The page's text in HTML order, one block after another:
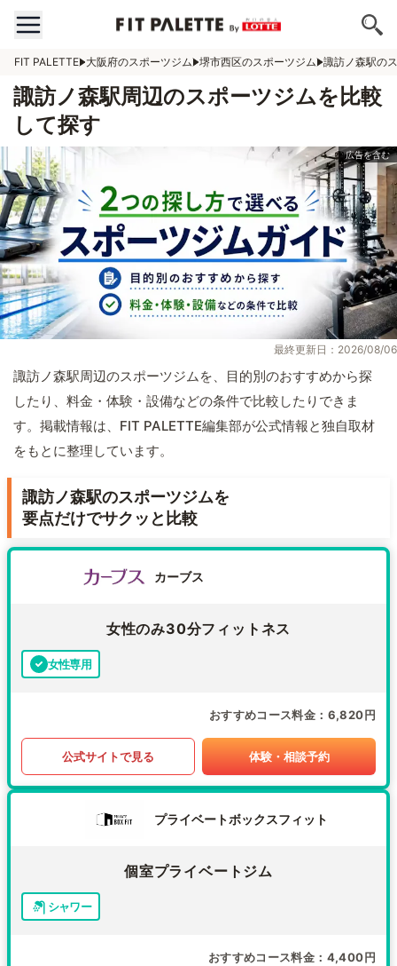
FIT PALETTE 大阪府のスポーツジム 堺市西区のスポーツジム 諏訪ノ森駅の
諏訪ノ森駅周辺のスポーツジムを比較
して探す
最終更新日：2026/08/06
諏訪ノ森駅周辺のスポーツジムを、目的別のおすすめから探
したり、料金・体験・設備などの条件で比較したりできま
す。掲載情報は、FIT PALETTE編集部が公式情報と独自取材
をもとに整理しています。
諏訪ノ森駅のスポーツジムを
要点だけでサクッと比較
カーブス
女性のみ30分フィットネス
女性専用
おすすめコース料金 6,820円
公式サイトで見る 体験・相談予約
プライベートボックスフィット
個室プライベートジム
シャワー
おすすめコース料金 4,400円